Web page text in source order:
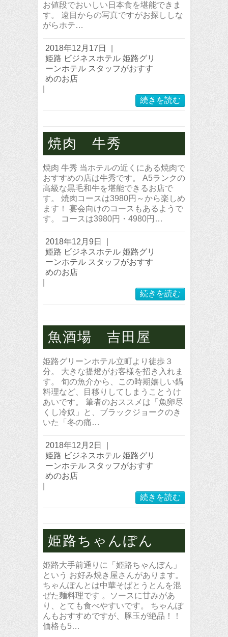
お値段でおいしい日本食を堪能できま
す。 遠目からの写真ですがお探ししな
がらホテ…
2018年12月17日
姫路 ビジネスホテル 姫路グリ
ーンホテル スタッフがおすす
めのお店
続きを読む
焼肉 牛秀
焼肉 牛秀 当ホテルの近くにある焼肉で
おすすめの店は牛秀です。 A5ランクの
高級な黒毛和牛を堪能できるお店で
す。 焼肉コースは3980円～から楽しめ
ます！ 宴会向けのコースもあるようで
す。 コースは3980円・4980円…
2018年12月9日
姫路 ビジネスホテル 姫路グリ
ーンホテル スタッフがおすす
めのお店
続きを読む
魚酒場 吉田屋
姫路グリーンホテル立町より徒歩３
分。 大きな提燈がお客様を招き入れま
す。 旬の魚介から、この時期嬉しい鍋
料理など、目移りしてしまうことうけ
あいです。 筆者のおススメは「魚卵尽
くし冷奴」と、ブラックジョークのき
いた「冬の痛…
2018年12月2日
姫路 ビジネスホテル 姫路グリ
ーンホテル スタッフがおすす
めのお店
続きを読む
姫路ちゃんぽん
姫路大手前通りに「姫路ちゃんぽん」
という お好み焼き屋さんがあります。
ちゃんぽんとは中華そばとうとんを混
ぜた麺料理です 。ソースに甘みがあ
り、とても食べやすいです。 ちゃんぽ
んもおすすめですが、豚玉が絶品！！
価格も5…